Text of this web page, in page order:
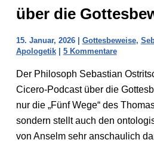
über die
15. Januar, 2026 | Gottesbeweise,
Apologetik| 5 Kommentare
Der Philosoph Sebastian
Cicero-Podcast über die
nur die „Fünf Wege“ des
sondern stellt auch den
von Anselm sehr anschaulich